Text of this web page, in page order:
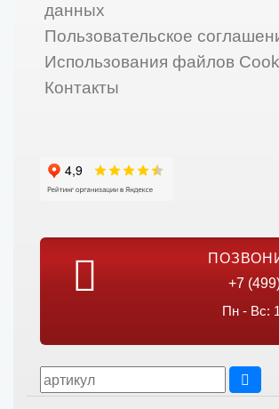
данных
Пользовательское
Использования файлов
Контакты
+7
Пн - Вс: